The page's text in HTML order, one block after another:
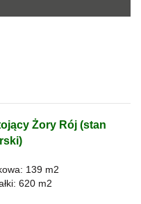
Żory Rój (stan
139 m2
620 m2